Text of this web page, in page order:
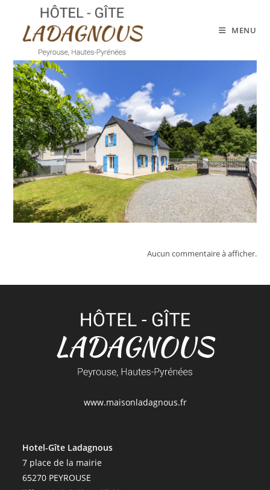
MENU
Aucun commentaire à afficher.
www.maisonladagnous.fr
Hotel-Gîte Ladagnous
7 place de la mairie
65270 PEYROUSE